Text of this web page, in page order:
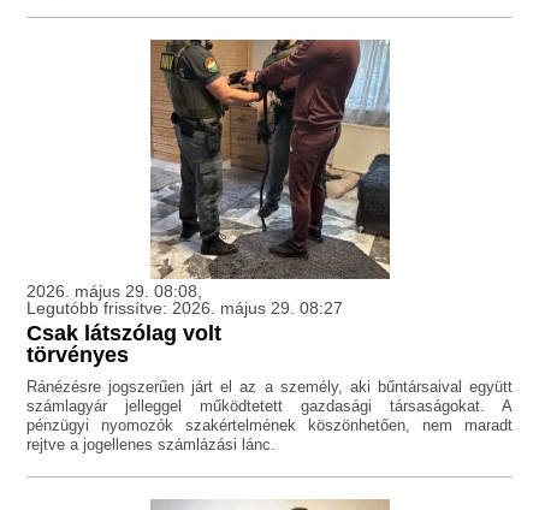
2026. május 29. 08:08,
Legutóbb frissítve: 2026. május 29. 08:27
Csak látszólag volt
törvényes
Ránézésre jogszerűen járt el az a személy, aki bűntársaival együtt
számlagyár jelleggel működtetett gazdasági társaságokat. A
pénzügyi nyomozók szakértelmének köszönhetően, nem maradt
rejtve a jogellenes számlázási lánc.